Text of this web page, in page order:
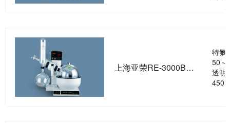
上海亚荣RE-3000B旋转蒸发器
特氟
50～
透明